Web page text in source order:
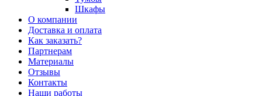
Шкафы
О компании
Доставка и оплата
Как заказать?
Партнерам
Материалы
Отзывы
Контакты
Наши работы